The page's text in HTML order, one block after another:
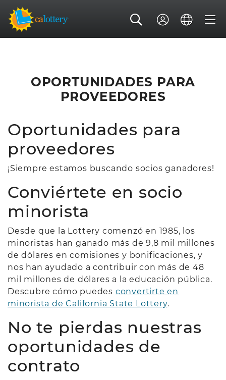
OPORTUNIDADES PARA
PROVEEDORES
Oportunidades para
proveedores
¡Siempre estamos buscando socios ganadores!
Conviértete en socio
minorista
Desde que la Lottery comenzó en 1985, los
minoristas han ganado más de 9,8 mil millones
de dólares en comisiones y bonificaciones, y
nos han ayudado a contribuir con más de 48
mil millones de dólares a la educación pública.
Descubre cómo puedes convertirte en
minorista de California State Lottery.
No te pierdas nuestras
oportunidades de
contrato